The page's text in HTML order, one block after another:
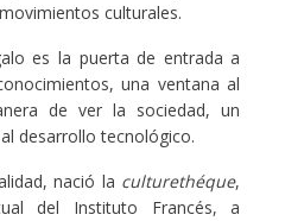
culturales.
es la puerta de entrada a
una ventana al
de ver la sociedad, un
desarrollo tecnológico.
nació la culturethéque,
del Instituto Francés, a